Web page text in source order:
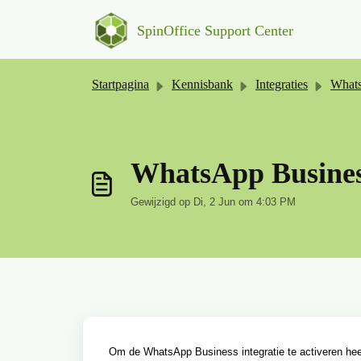
SpinOffice Support Center
Startpagina Kennisbank Integraties
WhatsApp
Gewijzigd op Di, 2 Jun om 4:03 PM
Om de WhatsApp Business integratie te activeren